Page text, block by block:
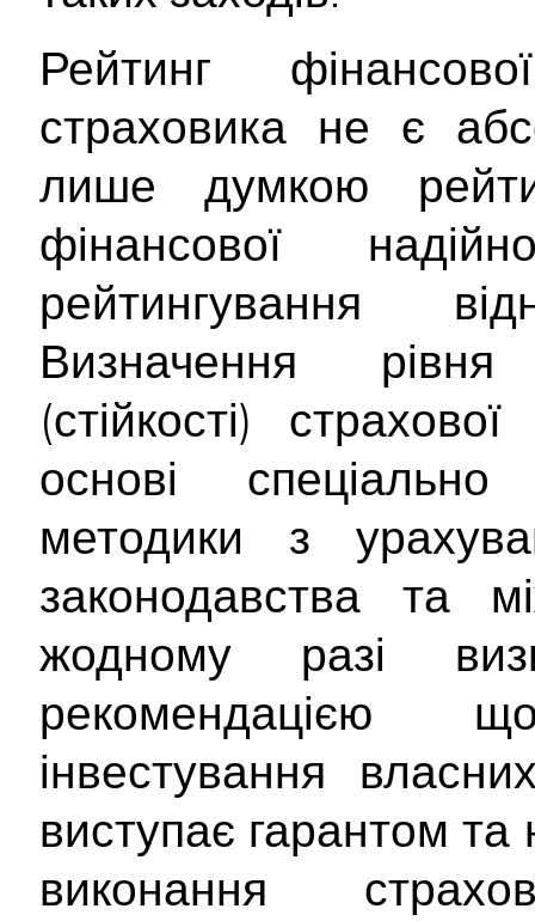
Рейтинг
страховика не є
лише думкою
фінансової
рейтингування
Визначення рівня
(стійкості)
основі спеціально
методики з
законодавства та
жодному разі
рекомендацією
інвестування
виступає гарантом та
виконання